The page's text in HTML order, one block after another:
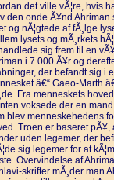
det ville vÃ¦re, hvis
den onde Ã¥nd Ahriman
og nÃ¦gtede af fÃ¸lge
lysets og mÃ¸rkets
sig frem til en
i 7.000 Ã¥r og
der befandt sig i
â€“ Gaeo-Marth
Fra menneskets
voksede der en
blev menneskehedens
Troen er baseret
uden legemer, der
sig legemer for at
Overvindelse af
skrifter mÃ¸der man